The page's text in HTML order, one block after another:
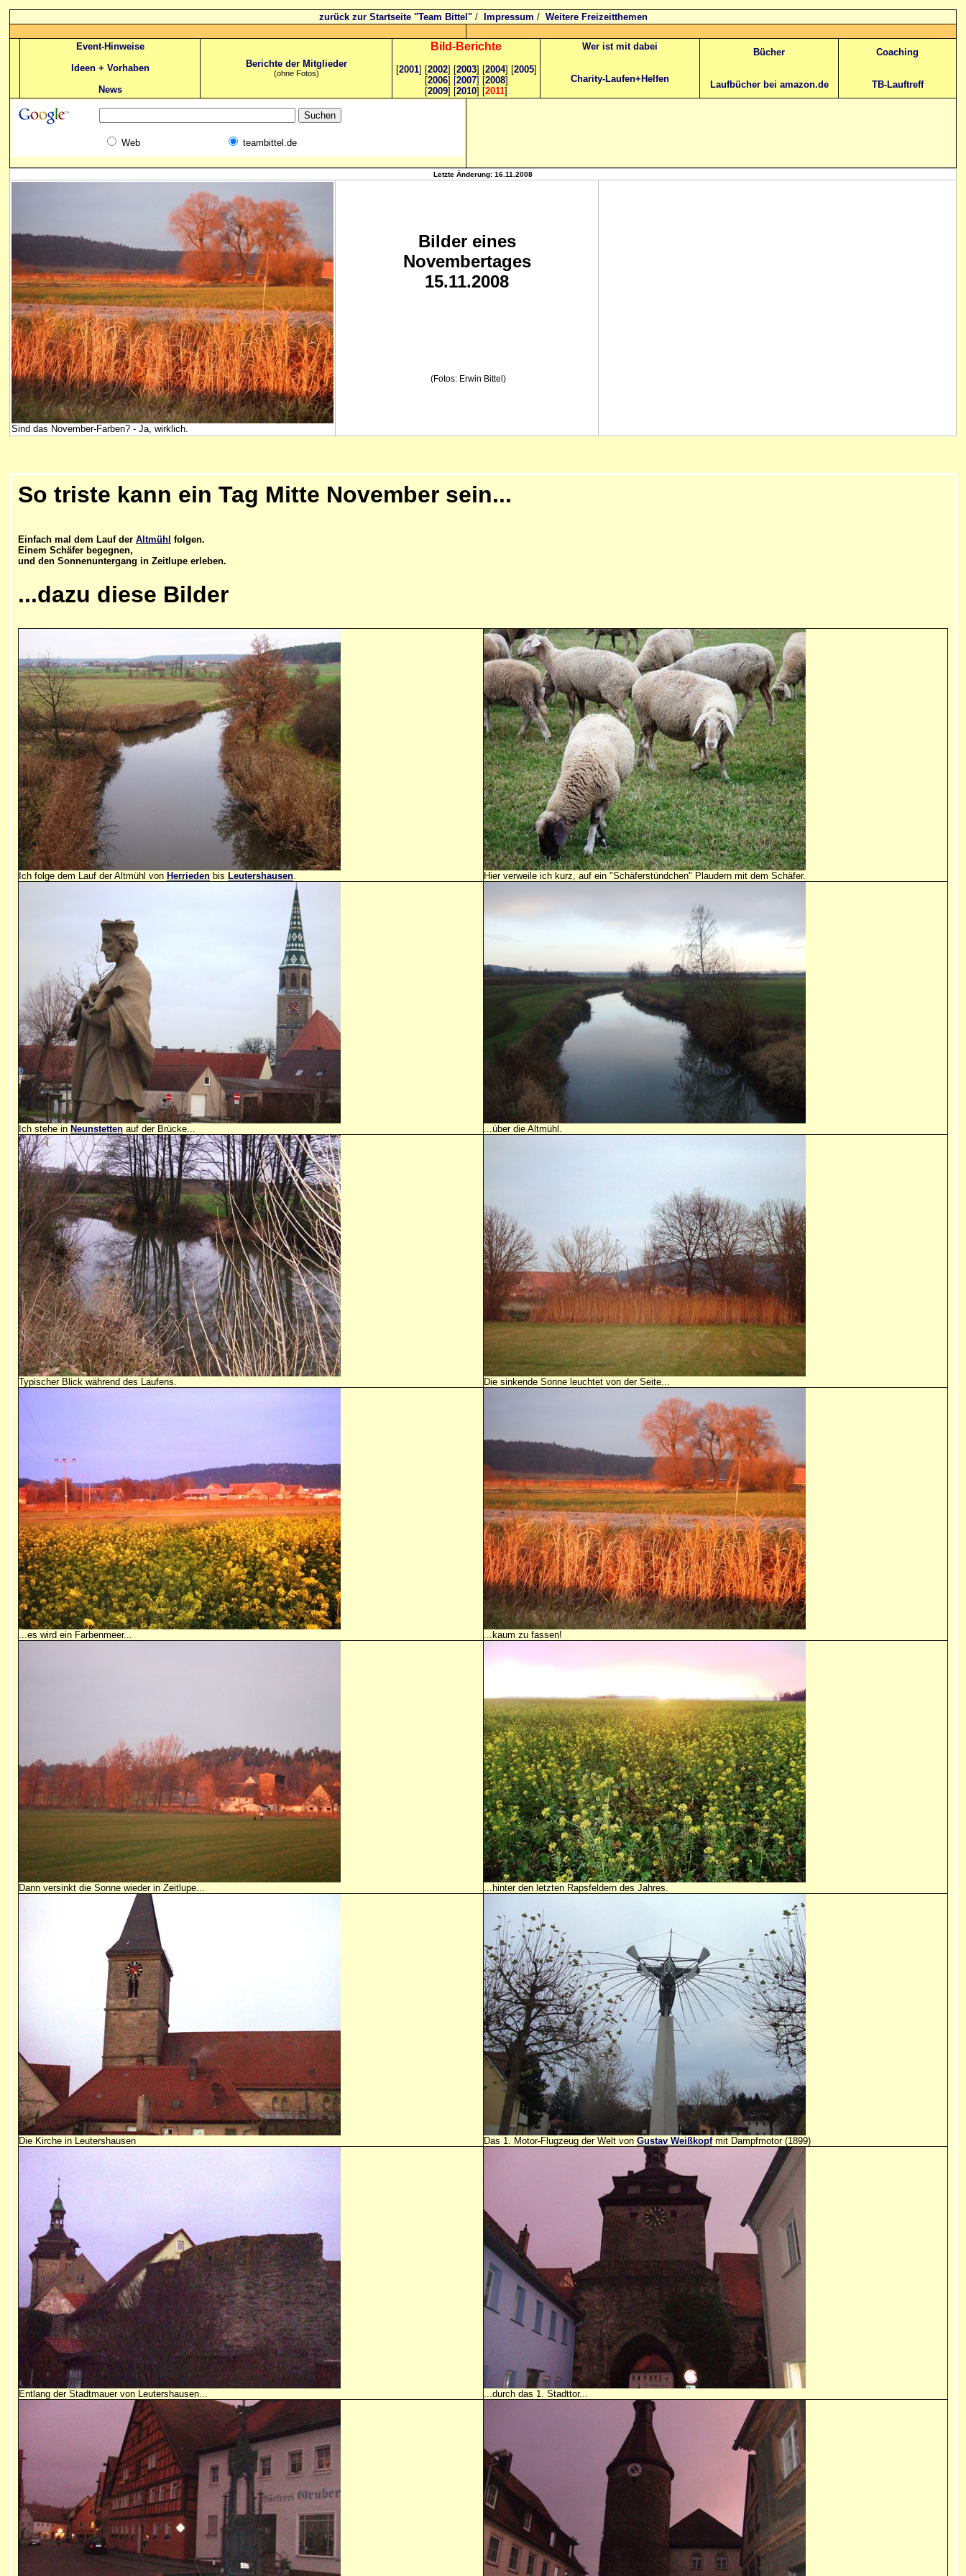
zurück zur Startseite "Team Bittel"/ Impressum / Weitere Freizeitthemen
Event-Hinweise
Ideen + Vorhaben
News
Berichte der Mitglieder
(ohne Fotos)
Bild-Berichte
[2001] [2002] [2003] [2004] [2005]
[2006] [2007] [2008]
[2009] [2010] [2011]
Wer ist mit dabei
Charity-Laufen+Helfen
Bücher
Laufbücher bei amazon.de
Coaching
TB-Lauftreff
Web teambittel.de
Letzte Änderung: 16.11.2008
Sind das November-Farben? - Ja, wirklich.
Bilder eines
Novembertages
15.11.2008
(Fotos: Erwin Bittel)
So triste kann ein Tag Mitte November sein...
Einfach mal dem Lauf der Altmühl folgen.
Einem Schäfer begegnen,
und den Sonnenuntergang in Zeitlupe erleben.
...dazu diese Bilder
Ich folge dem Lauf der Altmühl von Herrieden bis Leutershausen Hier verweile ich kurz, auf ein "Schäferstündchen" Plaudern mit dem Schäfer.
Ich stehe in Neunstetten auf der Brücke... ...über die Altmühl.
Typischer Blick während des Laufens. Die sinkende Sonne leuchtet von der Seite...
...es wird ein Farbenmeer... ...kaum zu fassen!
Dann versinkt die Sonne wieder in Zeitlupe... ...hinter den letzten Rapsfeldern des Jahres.
Die Kirche in Leutershausen Das 1. Motor-Flugzeug der Welt von Gustav Weißkopfmit Dampfmotor (1899)
Entlang der Stadtmauer von Leutershausen... ...durch das 1. Stadttor...